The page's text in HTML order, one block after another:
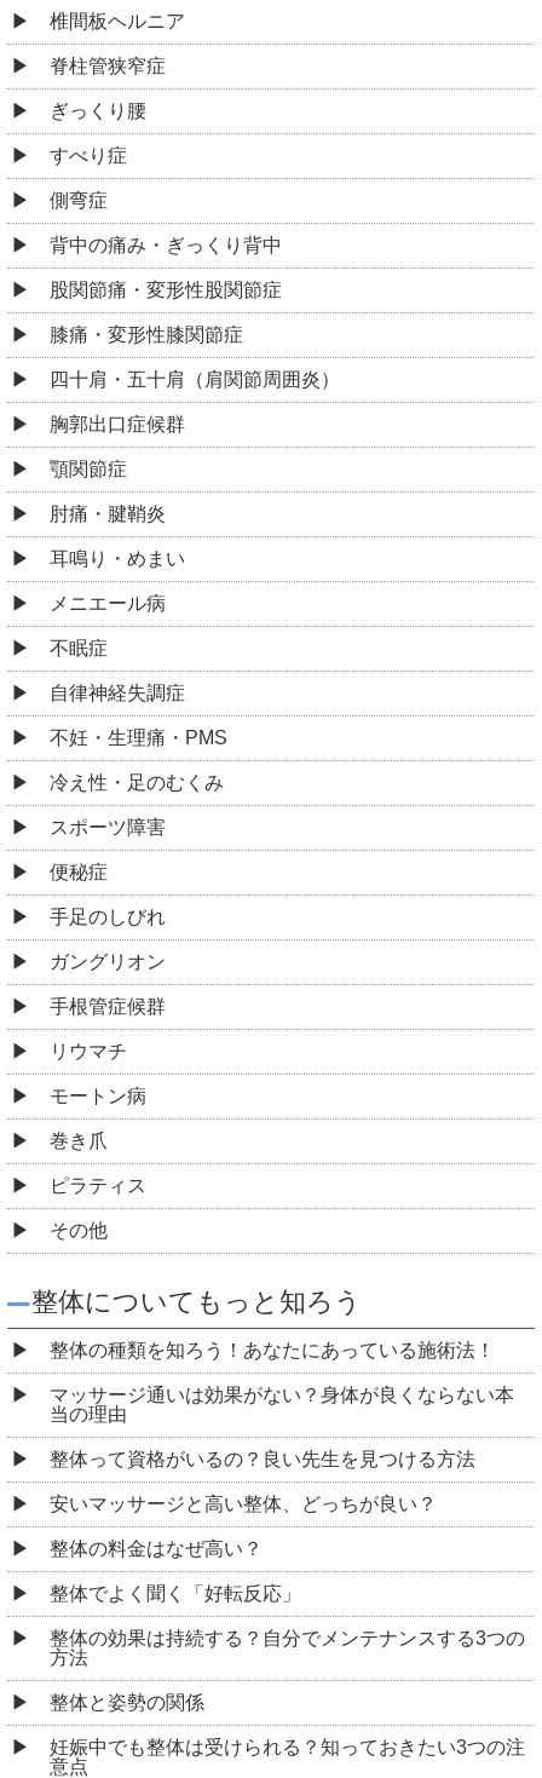
椎間板ヘルニア
脊柱管狭窄症
ぎっくり腰
すべり症
側弯症
背中の痛み・ぎっくり背中
股関節痛・変形性股関節症
膝痛・変形性膝関節症
四十肩・五十肩（肩関節周囲炎）
胸郭出口症候群
顎関節症
肘痛・腱鞘炎
耳鳴り・めまい
メニエール病
不眠症
自律神経失調症
不妊・生理痛・PMS
冷え性・足のむくみ
スポーツ障害
便秘症
手足のしびれ
ガングリオン
手根管症候群
リウマチ
モートン病
巻き爪
ピラティス
その他
整体についてもっと知ろう
整体の種類を知ろう！あなたにあっている施術法！
マッサージ通いは効果がない？身体が良くならない本
当の理由
整体って資格がいるの？良い先生を見つける方法
安いマッサージと高い整体、どっちが良い？
整体の料金はなぜ高い？
整体でよく聞く「好転反応」
整体の効果は持続する？自分でメンテナンスする3つの
方法
整体と姿勢の関係
妊娠中でも整体は受けられる？知っておきたい3つの注
意点